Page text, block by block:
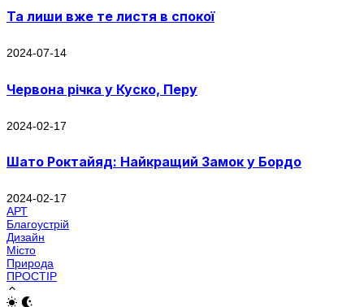
Та лиши вже те листя в спокої
2024-07-14
Червона річка у Куско, Перу
2024-02-17
Шато Роктайяд: Найкращий Замок у Бордо
2024-02-17
АРТ
Благоустрій
Дизайн
Місто
Природа
ПРОСТІР